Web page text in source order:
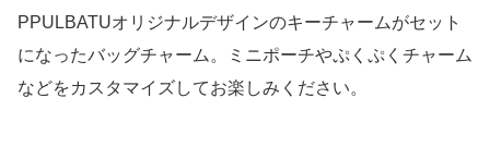
PPULBATUオリジナルデザインのキーチャームがセット
になったバッグチャーム。ミニポーチやぷくぷくチャーム
などをカスタマイズしてお楽しみください。